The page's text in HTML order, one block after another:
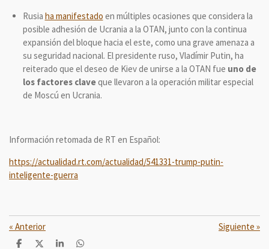
Rusia ha manifestado en múltiples ocasiones que considera la
posible adhesión de Ucrania a la OTAN, junto con la continua
expansión del bloque hacia el este, como una grave amenaza a
su seguridad nacional. El presidente ruso, Vladímir Putin, ha
reiterado que el deseo de Kiev de unirse a la OTAN fue uno de
los factores claveque llevaron a la operación militar especial
de Moscú en Ucrania.
Información retomada de RT en Español:
https://actualidad.rt.com/actualidad/541331-trump-putin-
inteligente-guerra
« Anterior Siguiente »